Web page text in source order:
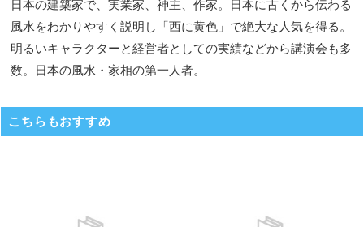
日本の建築家で、実業家、神主、作家。日本に古くから伝わる
風水をわかりやすく説明し「西に黄色」で絶大な人気を得る。
明るいキャラクターと経営者としての実績などから講演会も多
数。日本の風水・家相の第一人者。
こちらもおすすめ